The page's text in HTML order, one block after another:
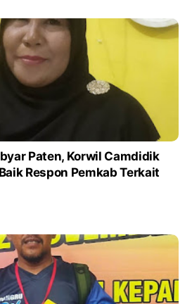
Paten, Korwil Camdidik
Respon Pemkab Terkait